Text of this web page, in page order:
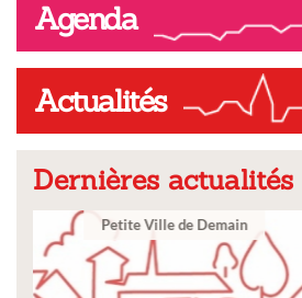
Agenda
Actualités
Dernières actualités